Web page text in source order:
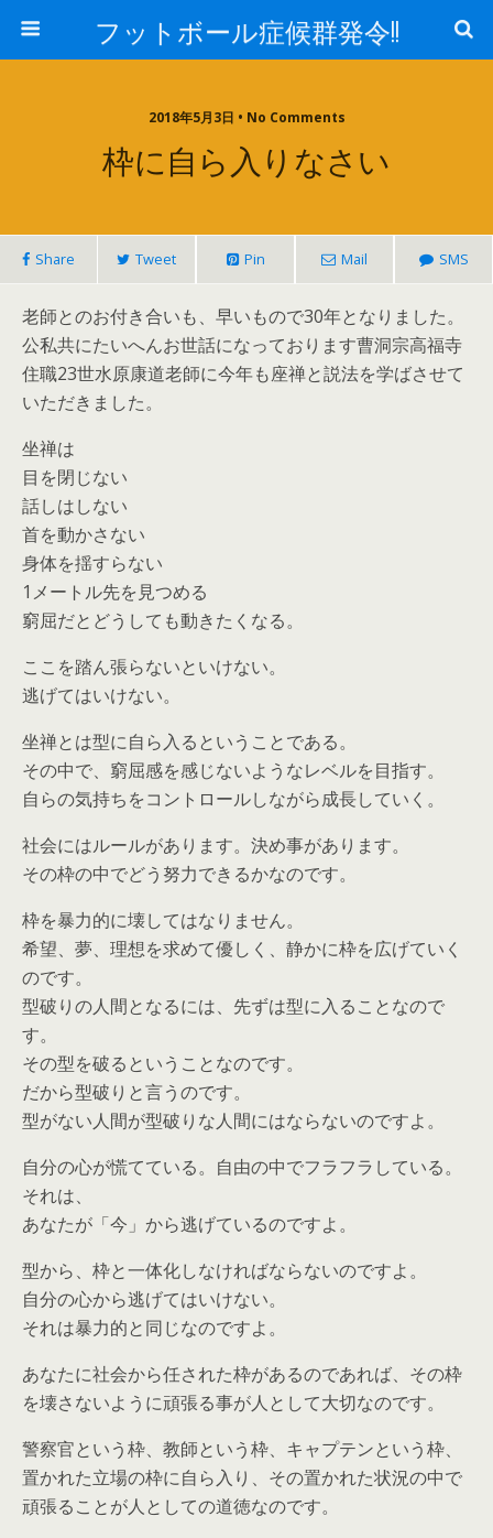
フットボール症候群発令!!
2018年5月3日 • No Comments
枠に自ら入りなさい
Share Tweet Pin Mail SMS
老師とのお付き合いも、早いもので30年となりました。
公私共にたいへんお世話になっております曹洞宗高福寺
住職23世水原康道老師に今年も座禅と説法を学ばさせて
いただきました。
坐禅は
目を閉じない
話しはしない
首を動かさない
身体を揺すらない
1メートル先を見つめる
窮屈だとどうしても動きたくなる。
ここを踏ん張らないといけない。
逃げてはいけない。
坐禅とは型に自ら入るということである。
その中で、窮屈感を感じないようなレベルを目指す。
自らの気持ちをコントロールしながら成長していく。
社会にはルールがあります。決め事があります。
その枠の中でどう努力できるかなのです。
枠を暴力的に壊してはなりません。
希望、夢、理想を求めて優しく、静かに枠を広げていく
のです。
型破りの人間となるには、先ずは型に入ることなので
す。
その型を破るということなのです。
だから型破りと言うのです。
型がない人間が型破りな人間にはならないのですよ。
自分の心が慌てている。自由の中でフラフラしている。
それは、
あなたが「今」から逃げているのですよ。
型から、枠と一体化しなければならないのですよ。
自分の心から逃げてはいけない。
それは暴力的と同じなのですよ。
あなたに社会から任された枠があるのであれば、その枠
を壊さないように頑張る事が人として大切なのです。
警察官という枠、教師という枠、キャプテンという枠、
置かれた立場の枠に自ら入り、その置かれた状況の中で
頑張ることが人としての道徳なのです。